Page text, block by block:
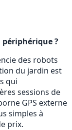
périphérique ?
des robots
du jardin est
qui
sessions de
GPS externe
simples à
prix.